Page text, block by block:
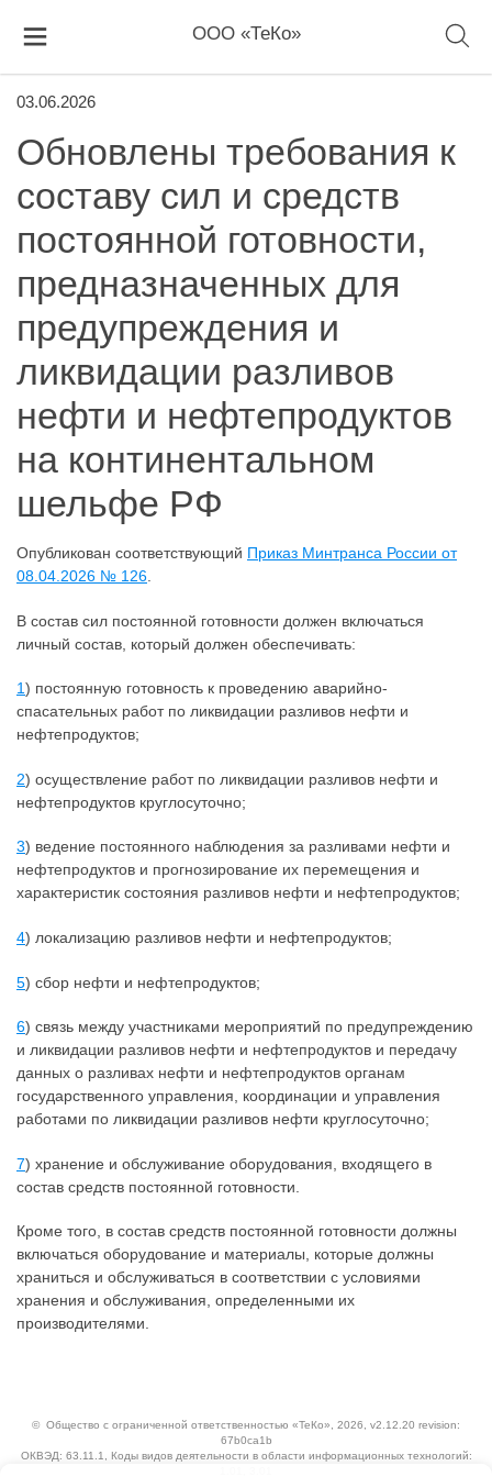
ООО «ТеКо»
03.06.2026
Обновлены требования к
составу сил и средств
постоянной готовности,
предназначенных для
предупреждения и
ликвидации разливов
нефти и нефтепродуктов
на континентальном
шельфе РФ
Опубликован соответствующий Приказ Минтранса России от
08.04.2026 № 126
В состав сил постоянной готовности должен включаться
личный состав, который должен обеспечивать:
1) постоянную готовность к проведению аварийно-
спасательных работ по ликвидации разливов нефти и
нефтепродуктов;
2) осуществление работ по ликвидации разливов нефти и
нефтепродуктов круглосуточно;
3) ведение постоянного наблюдения за разливами нефти и
нефтепродуктов и прогнозирование их перемещения и
характеристик состояния разливов нефти и нефтепродуктов;
4) локализацию разливов нефти и нефтепродуктов;
5) сбор нефти и нефтепродуктов;
6) связь между участниками мероприятий по предупреждению
и ликвидации разливов нефти и нефтепродуктов и передачу
данных о разливах нефти и нефтепродуктов органам
государственного управления, координации и управления
работами по ликвидации разливов нефти круглосуточно;
7) хранение и обслуживание оборудования, входящего в
состав средств постоянной готовности.
Кроме того, в состав средств постоянной готовности должны
включаться оборудование и материалы, которые должны
храниться и обслуживаться в соответствии с условиями
хранения и обслуживания, определенными их
производителями.
© Общество с ограниченной ответственностью «ТеКо», 2026, v2.12.20 revision:
67b0ca1b
ОКВЭД: 63.11.1, Коды видов деятельности в области информационных технологий: